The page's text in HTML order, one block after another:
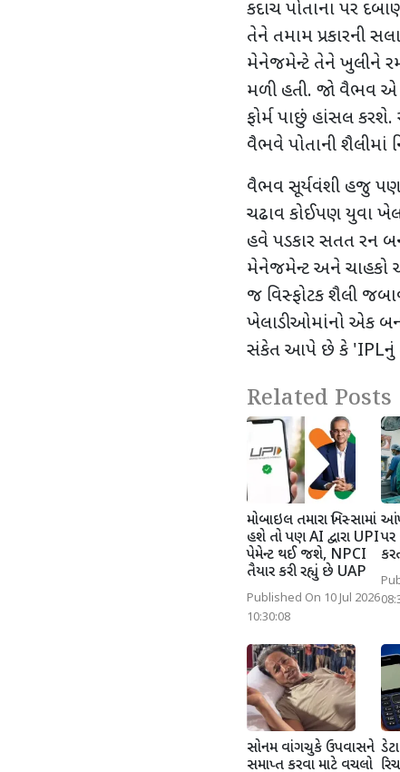
કદાચ પોતાના પર
તેને તમામ પ્રકારની
મેનેજમેન્ટે તેને ખુલીને
મળી હતી. જો વૈભવ એ
ફોર્મ પાછું હાંસલ
વૈભવે પોતાની શૈલીમાં
વૈભવ સૂર્યવંશી હજુ પણ
ચઢાવ કોઈપણ યુવા
હવે પડકાર સતત રન
મેનેજમેન્ટ અને
જ વિસ્ફોટક શૈલી
ખેલાડીઓમાંનો એક
સંકેત આપે છે કે 'IPLનું
Related Posts
મોબાઇલ તમારા ખિસ્સામાં
હશે તો પણ AI દ્વારા UPI
પેમેન્ટ થઈ જશે, NPCI
તૈયાર કરી રહ્યું છે UAP
Published On 10 Jul 2026
10:30:08
પર
સોનમ વાંગચુકે ઉપવાસને
સમાપ્ત કરવા માટે વચલો